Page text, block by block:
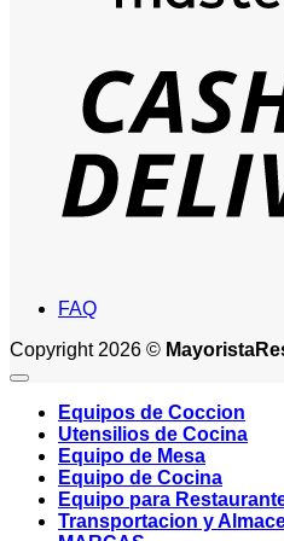
FAQ
Copyright 2026 ©
Equipos de Coccion
Utensilios de Cocina
Equipo de Mesa
Equipo de Cocina
Equipo para
Transportacion y